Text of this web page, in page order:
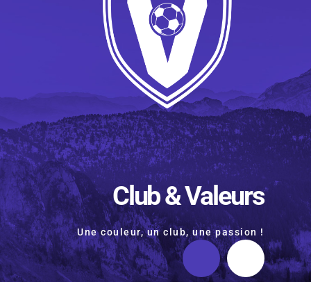
Club & Valeurs
Une couleur, un club, une passion !